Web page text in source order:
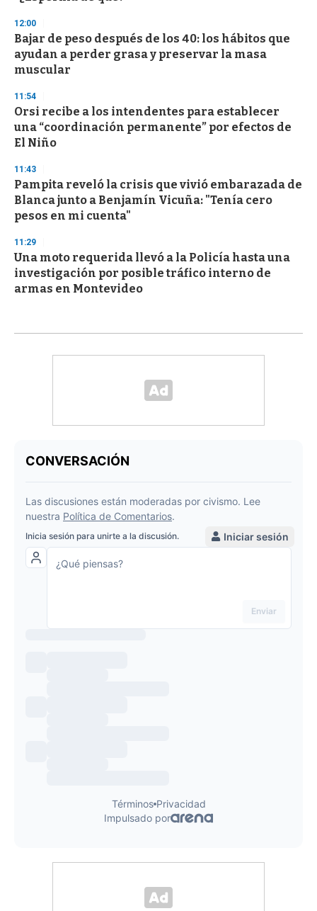
12:00
Bajar de peso después de los 40: los hábitos que
ayudan a perder grasa y preservar la masa
muscular
11:54
Orsi recibe a los intendentes para establecer
una “coordinación permanente” por efectos de
El Niño
11:43
Pampita reveló la crisis que vivió embarazada de
Blanca junto a Benjamín Vicuña: "Tenía cero
pesos en mi cuenta"
11:29
Una moto requerida llevó a la Policía hasta una
investigación por posible tráfico interno de
armas en Montevideo